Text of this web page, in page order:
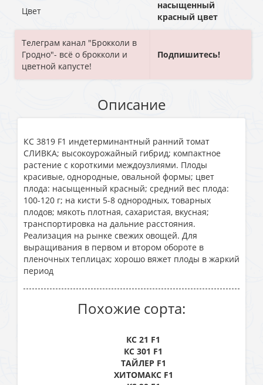
Цвет
насыщенный
красный цвет
Телеграм канал "Брокколи в
Гродно"- всё о брокколи и
цветной капусте!
Подпишитесь!
Описание
КС 3819 F1 индетерминантный ранний томат
СЛИВКА; высокоурожайный гибрид; компактное
растение с короткими междоузлиями. Плоды
красивые, однородные, овальной формы; цвет
плода: насыщенный красный; средний вес плода:
100-120 г; на кисти 5-8 однородных, товарных
плодов; мякоть плотная, сахаристая, вкусная;
транспортировка на дальние расстояния.
Реализация на рынке свежих овощей. Для
выращивания в первом и втором обороте в
пленочных теплицах; хорошо вяжет плоды в жаркий
период
Похожие сорта:
КС 21 F1
КС 301 F1
ТАЙЛЕР F1
ХИТОМАКС F1